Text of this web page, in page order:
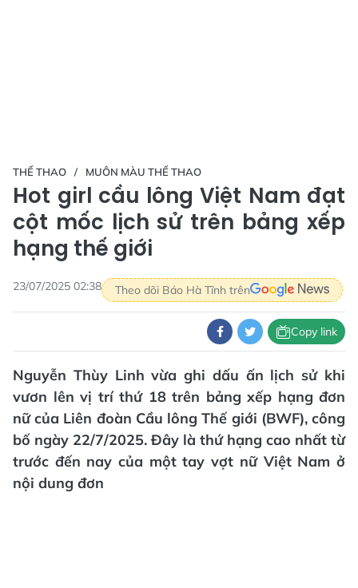
THỂ THAO MUÔN MÀU THỂ THAO
Hot girl cầu lông Việt Nam đạt
cột mốc lịch sử trên bảng xếp
hạng thế giới
23/07/2025 02:38 Theo dõi Báo Hà Tĩnh trên
Copy link
Nguyễn Thùy Linh vừa ghi dấu ấn lịch sử khi
vươn lên vị trí thứ 18 trên bảng xếp hạng đơn
nữ của Liên đoàn Cầu lông Thế giới (BWF), công
bố ngày 22/7/2025. Đây là thứ hạng cao nhất từ
trước đến nay của một tay vợt nữ Việt Nam ở
nội dung đơn